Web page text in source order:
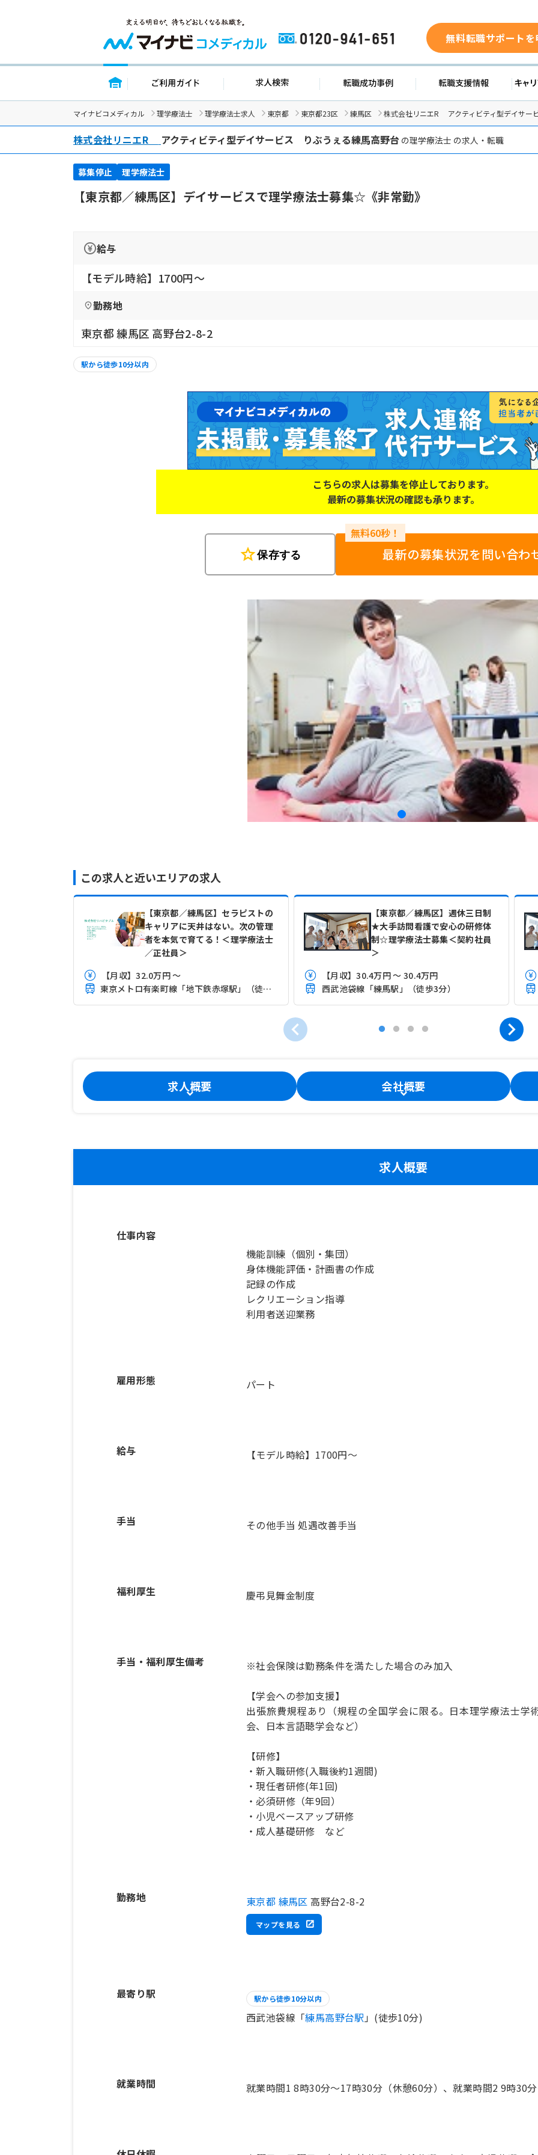
0120-941-651 無料転職サポート
トップページ ご利用ガイド 求人検索 転職成功事例 転職支
マイナビコメディカル 理学療法士 理学療法士求人 東京都 東京都23区 練馬区 株式会社リニエR アクティビティ型デイサー
株式会社リニエR アクティビティ型デイサービス りぶうぇる練馬高野台 の理学療法士 の求人・転職
募集停止 理学療法士
【東京都／練馬区】デイサービスで理学療法士募集☆《非常勤》
給与
【モデル時給】1700円〜
勤務地
東京都 練馬区 高野台2-8-2
駅から徒歩10分以内
こちらの求人は募集を停止しております。
最新の募集状況の確認も承ります。
star保存する 最新の募集状況を問い合わ
この求人と近いエリアの求人
【東京都／練馬区】セラピストの
キャリアに天井はない。次の管理
者を本気で育てる！＜理学療法士
／正社員＞
【月収】32.0万円 ～
東京メトロ有楽町線「地下鉄赤塚駅」（徒歩9分）
【東京都／練馬区】週休三日制
★大手訪問看護で安心の研修体
制☆理学療法士募集＜契約社員
＞
【月収】30.4万円 ～ 30.4万円
西武池袋線「練馬駅」（徒歩3分）
求人概要 会社概要
求人概要
仕事内容
機能訓練（個別・集団）
身体機能評価・計画書の作成
記録の作成
レクリエーション指導
利用者送迎業務
雇用形態 パート
給与 【モデル時給】1700円〜
手当 その他手当 処遇改善手当
福利厚生 慶弔見舞金制度
手当・福利厚生備考 ※社会保険は勤務条件を満たした場合のみ加入
【学会への参加支援】
出張旅費規程あり（規程の全国学会に限る。日本理学療法士学
会、日本言語聴学会など）
【研修】
・新入職研修(入職後約1週間)
・現任者研修(年1回)
・必須研修（年9回）
・小児ベースアップ研修
・成人基礎研修 など
勤務地 東京都 練馬区 高野台2-8-2
マップを見る
最寄り駅 駅から徒歩10分以内
西武池袋線「練馬高野台駅 」(徒歩10分)
就業時間 就業時間1 8時30分〜17時30分（休憩60分）、就業時間2 9時30